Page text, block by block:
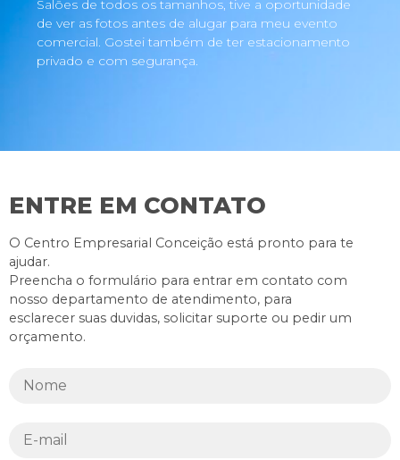
Salões de todos os tamanhos, tive a oportunidade
de ver as fotos antes de alugar para meu evento
comercial. Gostei também de ter estacionamento
privado e com segurança.
ENTRE EM CONTATO
O Centro Empresarial Conceição está pronto para te
ajudar.
Preencha o formulário para entrar em contato com
nosso departamento de atendimento, para
esclarecer suas duvidas, solicitar suporte ou pedir um
orçamento.